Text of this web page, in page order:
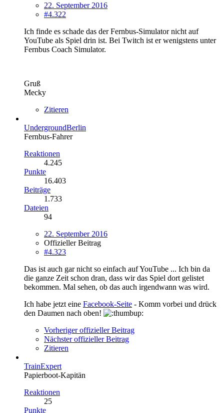
22. September 2016
#4.322
Ich finde es schade das der Fernbus-Simulator nicht auf
YouTube als Spiel drin ist. Bei Twitch ist er wenigstens unter
Fernbus Coach Simulator.
Gruß
Mecky
Zitieren
UndergroundBerlin
Fernbus-Fahrer
Reaktionen
4.245
Punkte
16.403
Beiträge
1.733
Dateien
94
22. September 2016
Offizieller Beitrag
#4.323
Das ist auch gar nicht so einfach auf YouTube ... Ich bin da
die ganze Zeit schon dran, dass wir das Spiel dort gelistet
bekommen. Mal sehen, ob das auch irgendwann was wird.
Ich habe jetzt eine Facebook-Seite - Komm vorbei und drück
den Daumen nach oben!
Vorheriger offizieller Beitrag
Nächster offizieller Beitrag
Zitieren
TrainExpert
Papierboot-Kapitän
Reaktionen
25
Punkte